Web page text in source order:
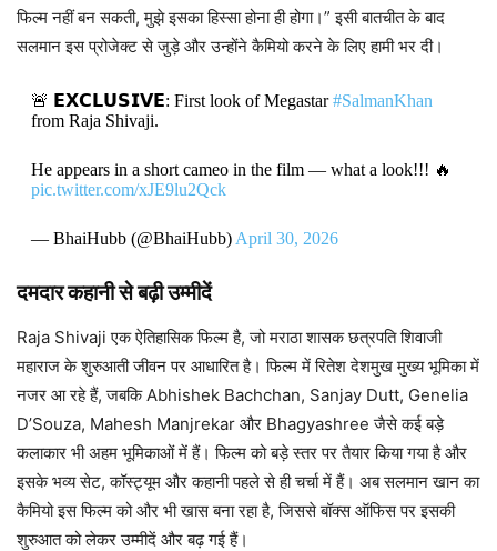
फिल्म नहीं बन सकती, मुझे इसका हिस्सा होना ही होगा।” इसी बातचीत के बाद
सलमान इस प्रोजेक्ट से जुड़े और उन्होंने कैमियो करने के लिए हामी भर दी।
🚨 𝗘𝗫𝗖𝗟𝗨𝗦𝗜𝗩𝗘: First look of Megastar#SalmanKhan
from Raja Shivaji.
He appears in a short cameo in the film — what a look!!! 🔥
pic.twitter.com/xJE9lu2Qck
— BhaiHubb (@BhaiHubb) April 30, 2026
दमदार कहानी से बढ़ी उम्मीदें
Raja Shivaji एक ऐतिहासिक फिल्म है, जो मराठा शासक छत्रपति शिवाजी
महाराज के शुरुआती जीवन पर आधारित है। फिल्म में रितेश देशमुख मुख्य भूमिका में
नजर आ रहे हैं, जबकि Abhishek Bachchan, Sanjay Dutt, Genelia
D’Souza, Mahesh Manjrekar और Bhagyashree जैसे कई बड़े
कलाकार भी अहम भूमिकाओं में हैं। फिल्म को बड़े स्तर पर तैयार किया गया है और
इसके भव्य सेट, कॉस्ट्यूम और कहानी पहले से ही चर्चा में हैं। अब सलमान खान का
कैमियो इस फिल्म को और भी खास बना रहा है, जिससे बॉक्स ऑफिस पर इसकी
शुरुआत को लेकर उम्मीदें और बढ़ गई हैं।